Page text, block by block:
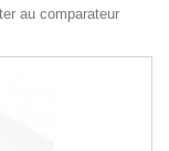
au comparateur